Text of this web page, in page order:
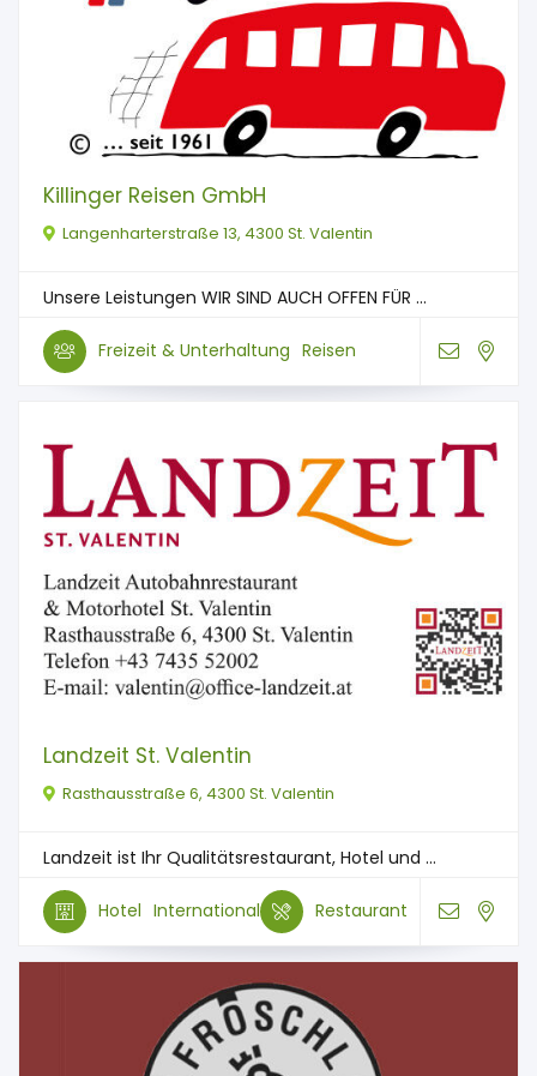
Killinger Reisen GmbH
Langenharterstraße 13, 4300 St. Valentin
Unsere Leistungen WIR SIND AUCH OFFEN FÜR ...
Freizeit & Unterhaltung Reisen
Landzeit St. Valentin
Rasthausstraße 6, 4300 St. Valentin
Landzeit ist Ihr Qualitätsrestaurant, Hotel und ...
Hotel International Restaurant